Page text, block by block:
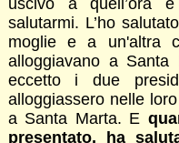
uscivo a quell’ora
salutarmi. L’ho
moglie e a un'altra
alloggiavano a
eccetto i due
alloggiassero nelle
a Santa Marta. E
presentato, ha